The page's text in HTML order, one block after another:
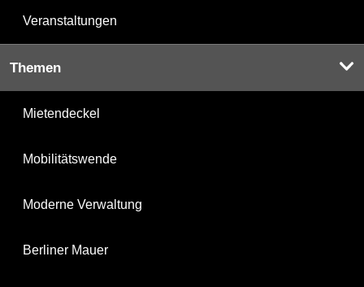
Veranstaltungen
Themen
Mietendeckel
Mobilitätswende
Moderne Verwaltung
Berliner Mauer